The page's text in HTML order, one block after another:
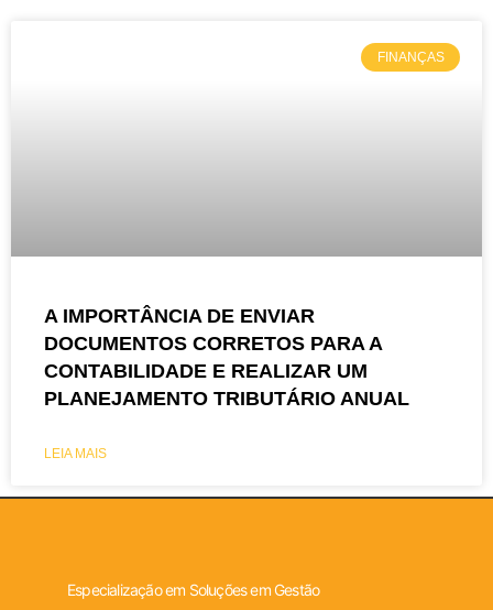
FINANÇAS
A IMPORTÂNCIA DE ENVIAR
DOCUMENTOS CORRETOS PARA A
CONTABILIDADE E REALIZAR UM
PLANEJAMENTO TRIBUTÁRIO ANUAL
LEIA MAIS
Especialização em Soluções em Gestão